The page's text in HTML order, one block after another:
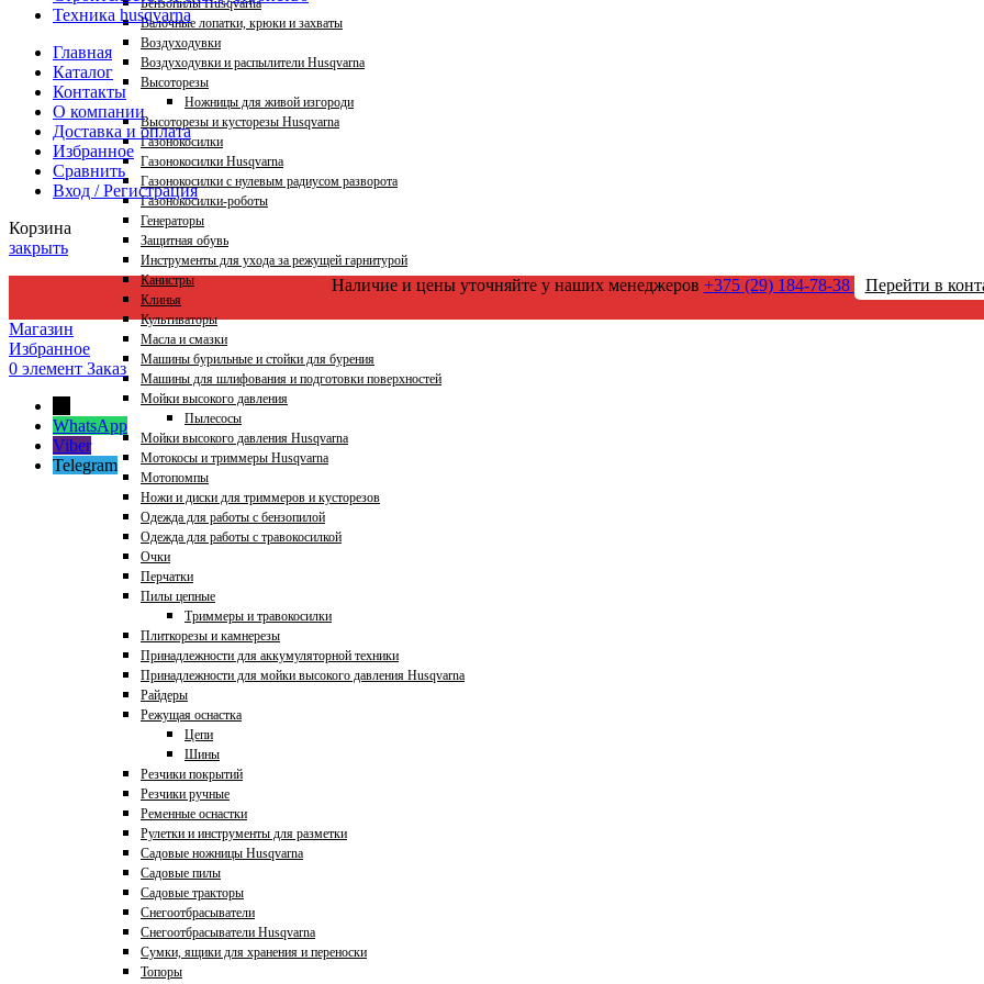
Бензопилы Husqvarna
Валочные лопатки, крюки и захваты
Воздуходувки
Воздуходувки и распылители Husqvarna
Высоторезы
Ножницы для живой изгороди
Высоторезы и кусторезы Husqvarna
Газонокосилки
Газонокосилки Husqvarna
Газонокосилки с нулевым радиусом разворота
Газонокосилки-роботы
Генераторы
Защитная обувь
Инструменты для ухода за режущей гарнитурой
Канистры
Клинья
Культиваторы
Масла и смазки
Машины бурильные и стойки для бурения
Машины для шлифования и подготовки поверхностей
Мойки высокого давления
Пылесосы
Мойки высокого давления Husqvarna
Мотокосы и триммеры Husqvarna
Мотопомпы
Ножи и диски для триммеров и кусторезов
Одежда для работы с бензопилой
Одежда для работы с травокосилкой
Очки
Перчатки
Пилы цепные
Триммеры и травокосилки
Плиткорезы и камнерезы
Принадлежности для аккумуляторной техники
Принадлежности для мойки высокого давления Husqvarna
Райдеры
Режущая оснастка
Цепи
Шины
Резчики покрытий
Резчики ручные
Ременные оснастки
Рулетки и инструменты для разметки
Садовые ножницы Husqvarna
Садовые пилы
Садовые тракторы
Снегоотбрасыватели
Снегоотбрасыватели Husqvarna
Сумки, ящики для хранения и переноски
Топоры
Техника husqvarna
Главная
Каталог
Контакты
О компании
Доставка и оплата
Избранное
Сравнить
Вход / Регистрация
Корзина
закрыть
Наличие и цены уточняйте у наших менеджеров +375 (29) 184-78-38 Перейти в
Магазин
Избранное
0 элемент Заказ
WhatsApp
Viber
Telegram